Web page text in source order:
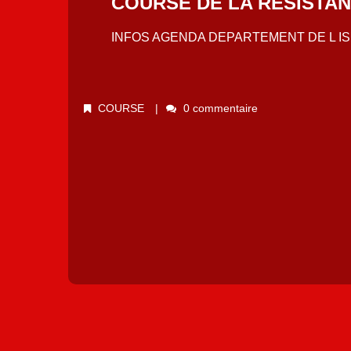
INFOS AGENDA DEPARTEMENT DE L
COURSE 0 commentaire